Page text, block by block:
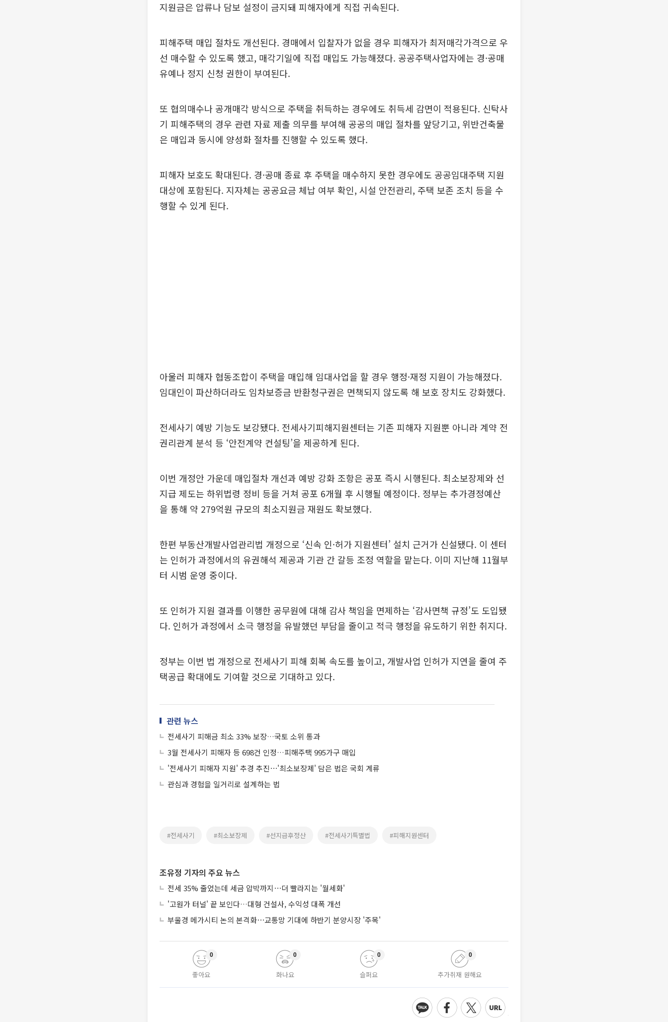
지원금은 압류나 담보 설정이 금지돼 피해자에게 직접 귀속된다.
피해주택 매입 절차도 개선된다. 경매에서 입찰자가 없을 경우 피해자가 최저매각가격으로 우
선 매수할 수 있도록 했고, 매각기일에 직접 매입도 가능해졌다. 공공주택사업자에는 경·공매
유예나 정지 신청 권한이 부여된다.
또 협의매수나 공개매각 방식으로 주택을 취득하는 경우에도 취득세 감면이 적용된다. 신탁사
기 피해주택의 경우 관련 자료 제출 의무를 부여해 공공의 매입 절차를 앞당기고, 위반건축물
은 매입과 동시에 양성화 절차를 진행할 수 있도록 했다.
피해자 보호도 확대된다. 경·공매 종료 후 주택을 매수하지 못한 경우에도 공공임대주택 지원
대상에 포함된다. 지자체는 공공요금 체납 여부 확인, 시설 안전관리, 주택 보존 조치 등을 수
행할 수 있게 된다.
아울러 피해자 협동조합이 주택을 매입해 임대사업을 할 경우 행정·재정 지원이 가능해졌다.
임대인이 파산하더라도 임차보증금 반환청구권은 면책되지 않도록 해 보호 장치도 강화했다.
전세사기 예방 기능도 보강됐다. 전세사기피해지원센터는 기존 피해자 지원뿐 아니라 계약 전
권리관계 분석 등 ‘안전계약 컨설팅’을 제공하게 된다.
이번 개정안 가운데 매입절차 개선과 예방 강화 조항은 공포 즉시 시행된다. 최소보장제와 선
지급 제도는 하위법령 정비 등을 거쳐 공포 6개월 후 시행될 예정이다. 정부는 추가경정예산
을 통해 약 279억원 규모의 최소지원금 재원도 확보했다.
한편 부동산개발사업관리법 개정으로 ‘신속 인·허가 지원센터’ 설치 근거가 신설됐다. 이 센터
는 인허가 과정에서의 유권해석 제공과 기관 간 갈등 조정 역할을 맡는다. 이미 지난해 11월부
터 시범 운영 중이다.
또 인허가 지원 결과를 이행한 공무원에 대해 감사 책임을 면제하는 ‘감사면책 규정’도 도입됐
다. 인허가 과정에서 소극 행정을 유발했던 부담을 줄이고 적극 행정을 유도하기 위한 취지다.
정부는 이번 법 개정으로 전세사기 피해 회복 속도를 높이고, 개발사업 인허가 지연을 줄여 주
택공급 확대에도 기여할 것으로 기대하고 있다.
관련 뉴스
전세사기 피해금 최소 33% 보장…국토 소위 통과
3월 전세사기 피해자 등 698건 인정…피해주택 995가구 매입
'전세사기 피해자 지원' 추경 추진⋯'최소보장제' 담은 법은 국회 계류
관심과 경험을 일거리로 설계하는 법
#전세사기 #최소보장제 #선지급후정산 #전세사기특별법 #피해지원센터
조유정 기자의 주요 뉴스
전세 35% 줄었는데 세금 압박까지⋯더 빨라지는 '월세화'
'고원가 터널' 끝 보인다…대형 건설사, 수익성 대폭 개선
부울경 메가시티 논의 본격화⋯교통망 기대에 하반기 분양시장 '주목'
좋아요
0
화나요
0
슬퍼요
0
추가취재 원해요
0